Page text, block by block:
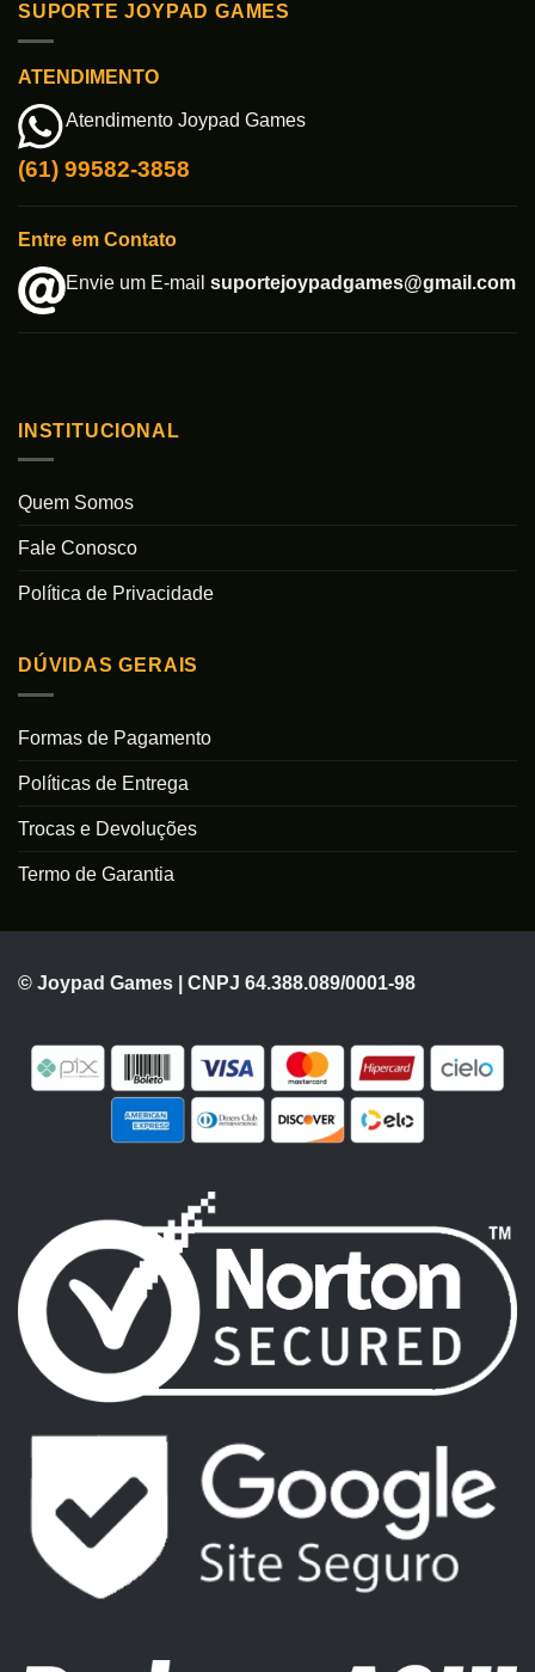
SUPORTE JOYPAD GAMES
ATENDIMENTO
Atendimento Joypad Games
(61) 99582-3858
Entre em Contato
Envie um E-mail suportejoypadgames@gmail.com
INSTITUCIONAL
Quem Somos
Fale Conosco
Política de Privacidade
DÚVIDAS GERAIS
Formas de Pagamento
Políticas de Entrega
Trocas e Devoluções
Termo de Garantia
© Joypad Games | CNPJ 64.388.089/0001-98